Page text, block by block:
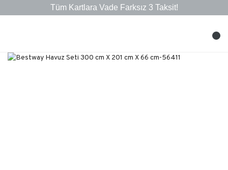
Tüm Kartlara Vade Farksız 3 Taksit!